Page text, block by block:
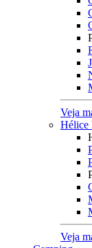
Veja
Hélice
Veja